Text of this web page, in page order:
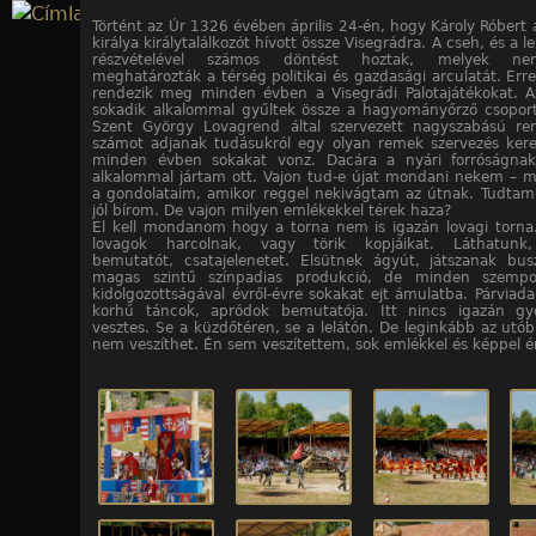
Jump to navigation
Történt az Úr 1326 évében április 24-én, hogy Károly Róbert
királya királytalálkozót hívott össze Visegrádra. A cseh, és a
részvételével számos döntést hoztak, melyek
meghatározták a térség politikai és gazdasági arculatát.
rendezik meg minden évben a Visegrádi Palotajátékokat.
sokadik alkalommal gyűltek össze a hagyományőrző
Szent György Lovagrend által szervezett nagyszabású
számot adjanak tudásukról egy olyan remek szervezés
minden évben sokakat vonz. Dacára a nyári
alkalommal jártam ott. Vajon tud-e újat mondani nekem –
a gondolataim, amikor reggel nekivágtam az útnak.
jól bírom. De vajon milyen emlékekkel térek haza?
El kell mondanom hogy a torna nem is igazán lovagi
lovagok harcolnak, vagy törik kopjáikat. Láthatunk,
bemutatót, csatajelenetet. Elsütnek ágyút, játszanak
magas szintű színpadias produkció, de minden
kidolgozottságával évről-évre sokakat ejt ámulatba.
korhű táncok, apródok bemutatója. Itt nincs igazán
vesztes. Se a küzdőtéren, se a lelátón. De leginkább az
nem veszíthet. Én sem veszítettem, sok emlékkel és képpel
24/1. kép
24/2. kép
24/3. kép
24/4. kép
24/5. kép
24/6. kép
24/7. kép
24/8. kép
24/9. kép
24/10. kép
24/11. kép
24/12. kép
24/13. kép
24/14. kép
24/15. kép
24/16. kép
24/17. kép
24/18. kép
24/19. kép
24/20. kép
24/21. kép
24/22. kép
24/23. kép
24/24. kép